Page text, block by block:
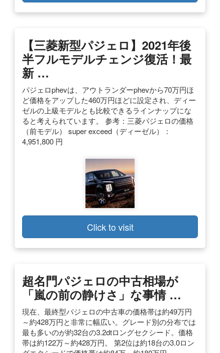
【三菱新型パジェロ】2021年後
半フルモデルチェンジ復活！最
新 …
パジェロphevは、アウトランダーphevから70万円ほ
ど価格をアップした460万円ほどに設定され、ディー
ゼルの上級モデルとも比較できるラインナップにな
ると考えられています。 参考：三菱パジェロの価格
（前モデル） super exceed（ディーゼル）：
4,951,800 円
Click to visit
超名門パジェロの中古相場が
「嵐の前の静けさ」な事情 …
現在、最終型パジェロの中古車の価格帯は約49万円
～約428万円と非常に幅広い。グレード別の分布では
最も多いのが約32台の3.2dtロングセクシード。価格
帯は約122万～約428万円。 第2位は約18台の3.0ロン